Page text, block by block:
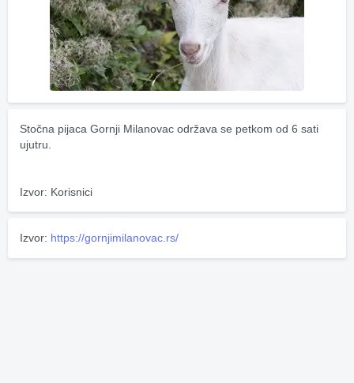
Stočna pijaca Gornji Milanovac održava se petkom od 6 sati
ujutru.
Izvor: Korisnici
Izvor: https://gornjimilanovac.rs/